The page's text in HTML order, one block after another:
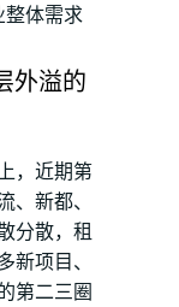
整体需求
外溢的
，近期第
、新都、
分散，租
新项目、
第二三圈